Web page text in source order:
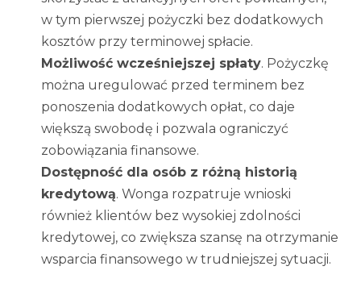
w tym pierwszej pożyczki bez dodatkowych
kosztów przy terminowej spłacie.
Możliwość wcześniejszej spłaty. Pożyczkę
można uregulować przed terminem bez
ponoszenia dodatkowych opłat, co daje
większą swobodę i pozwala ograniczyć
zobowiązania finansowe.
Dostępność dla osób z różną historią
kredytową. Wonga rozpatruje wnioski
również klientów bez wysokiej zdolności
kredytowej, co zwiększa szansę na otrzymanie
wsparcia finansowego w trudniejszej sytuacji.